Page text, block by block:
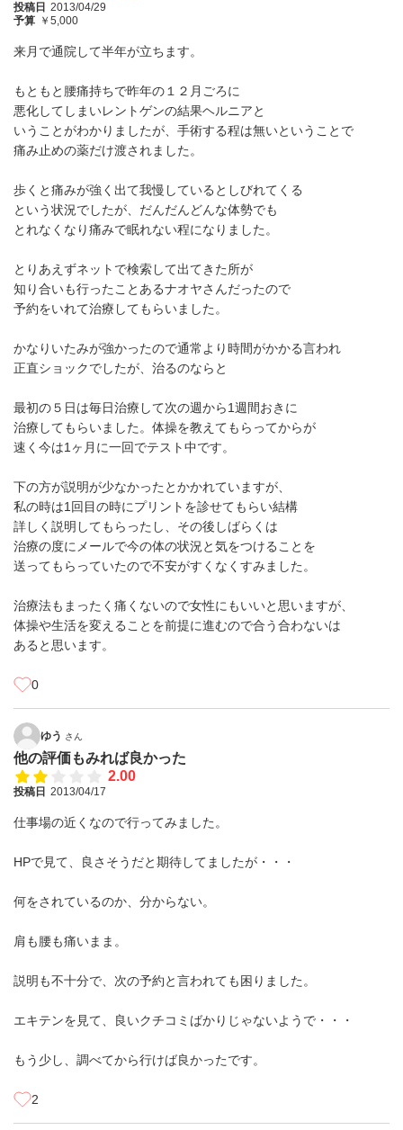
投稿日 2013/04/29
予算 ￥5,000
来月で通院して半年が立ちます。
もともと腰痛持ちで昨年の１２月ごろに
悪化してしまいレントゲンの結果ヘルニアと
いうことがわかりましたが、手術する程は無いということで
痛み止めの薬だけ渡されました。
歩くと痛みが強く出て我慢しているとしびれてくる
という状況でしたが、だんだんどんな体勢でも
とれなくなり痛みで眠れない程になりました。
とりあえずネットで検索して出てきた所が
知り合いも行ったことあるナオヤさんだったので
予約をいれて治療してもらいました。
かなりいたみが強かったので通常より時間がかかる言われ
正直ショックでしたが、治るのならと
最初の５日は毎日治療して次の週から1週間おきに
治療してもらいました。体操を教えてもらってからが
速く今は1ヶ月に一回でテスト中です。
下の方が説明が少なかったとかかれていますが、
私の時は1回目の時にプリントを診せてもらい結構
詳しく説明してもらったし、その後しばらくは
治療の度にメールで今の体の状況と気をつけることを
送ってもらっていたので不安がすくなくすみました。
治療法もまったく痛くないので女性にもいいと思いますが、
体操や生活を変えることを前提に進むので合う合わないは
あると思います。
0
ゆう さん
他の評価もみれば良かった
2.00
投稿日 2013/04/17
仕事場の近くなので行ってみました。
HPで見て、良さそうだと期待してましたが・・・
何をされているのか、分からない。
肩も腰も痛いまま。
説明も不十分で、次の予約と言われても困りました。
エキテンを見て、良いクチコミばかりじゃないようで・・・
もう少し、調べてから行けば良かったです。
2